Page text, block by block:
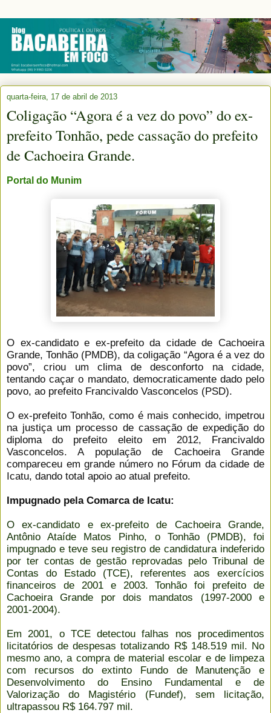
quarta-feira, 17 de abril de 2013
Coligação “Agora é a vez do povo” do ex-
prefeito Tonhão, pede cassação do prefeito
de Cachoeira Grande.
Portal do Munim
O ex-candidato e ex-prefeito da cidade de Cachoeira
Grande, Tonhão (PMDB), da coligação “Agora é a vez do
povo”, criou um clima de desconforto na cidade,
tentando caçar o mandato, democraticamente dado pelo
povo, ao prefeito Francivaldo Vasconcelos (PSD).
O ex-prefeito Tonhão, como é mais conhecido, impetrou
na justiça um processo de cassação de expedição do
diploma do prefeito eleito em 2012, Francivaldo
Vasconcelos. A população de Cachoeira Grande
compareceu em grande número no Fórum da cidade de
Icatu, dando total apoio ao atual prefeito.
Impugnado pela Comarca de Icatu:
O ex-candidato e ex-prefeito de Cachoeira Grande,
Antônio Ataíde Matos Pinho, o Tonhão (PMDB), foi
impugnado e teve seu registro de candidatura indeferido
por ter contas de gestão reprovadas pelo Tribunal de
Contas do Estado (TCE), referentes aos exercícios
financeiros de 2001 e 2003. Tonhão foi prefeito de
Cachoeira Grande por dois mandatos (1997-2000 e
2001-2004).
Em 2001, o TCE detectou falhas nos procedimentos
licitatórios de despesas totalizando R$ 148.519 mil. No
mesmo ano, a compra de material escolar e de limpeza
com recursos do extinto Fundo de Manutenção e
Desenvolvimento do Ensino Fundamental e de
Valorização do Magistério (Fundef), sem licitação,
ultrapassou R$ 164.797 mil.